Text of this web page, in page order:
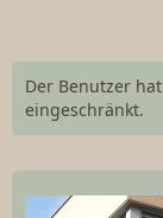
Der Benutzer
eingeschränkt.